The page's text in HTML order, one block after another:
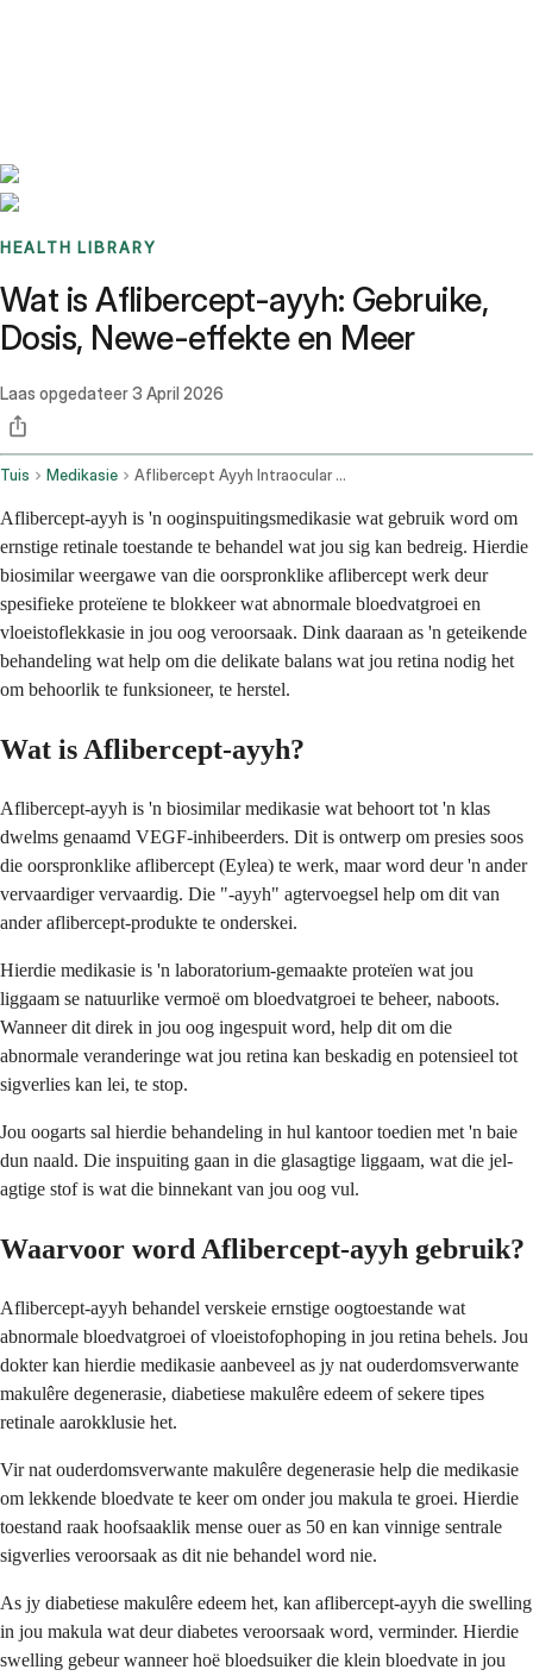
HEALTH LIBRARY
Wat is Aflibercept-ayyh: Gebruike,
Dosis, Newe-effekte en Meer
Laas opgedateer3 April 2026
Tuis Medikasie Aflibercept Ayyh Intraocular Route
Aflibercept-ayyh is 'n ooginspuitingsmedikasie wat gebruik word om
ernstige retinale toestande te behandel wat jou sig kan bedreig. Hierdie
biosimilar weergawe van die oorspronklike aflibercept werk deur
spesifieke proteïene te blokkeer wat abnormale bloedvatgroei en
vloeistoflekkasie in jou oog veroorsaak. Dink daaraan as 'n geteikende
behandeling wat help om die delikate balans wat jou retina nodig het
om behoorlik te funksioneer, te herstel.
Wat is Aflibercept-ayyh?
Aflibercept-ayyh is 'n biosimilar medikasie wat behoort tot 'n klas
dwelms genaamd VEGF-inhibeerders. Dit is ontwerp om presies soos
die oorspronklike aflibercept (Eylea) te werk, maar word deur 'n ander
vervaardiger vervaardig. Die "-ayyh" agtervoegsel help om dit van
ander aflibercept-produkte te onderskei.
Hierdie medikasie is 'n laboratorium-gemaakte proteïen wat jou
liggaam se natuurlike vermoë om bloedvatgroei te beheer, naboots.
Wanneer dit direk in jou oog ingespuit word, help dit om die
abnormale veranderinge wat jou retina kan beskadig en potensieel tot
sigverlies kan lei, te stop.
Jou oogarts sal hierdie behandeling in hul kantoor toedien met 'n baie
dun naald. Die inspuiting gaan in die glasagtige liggaam, wat die jel-
agtige stof is wat die binnekant van jou oog vul.
Waarvoor word Aflibercept-ayyh gebruik?
Aflibercept-ayyh behandel verskeie ernstige oogtoestande wat
abnormale bloedvatgroei of vloeistofophoping in jou retina behels. Jou
dokter kan hierdie medikasie aanbeveel as jy nat ouderdomsverwante
makulêre degenerasie, diabetiese makulêre edeem of sekere tipes
retinale aarokklusie het.
Vir nat ouderdomsverwante makulêre degenerasie help die medikasie
om lekkende bloedvate te keer om onder jou makula te groei. Hierdie
toestand raak hoofsaaklik mense ouer as 50 en kan vinnige sentrale
sigverlies veroorsaak as dit nie behandel word nie.
As jy diabetiese makulêre edeem het, kan aflibercept-ayyh die swelling
in jou makula wat deur diabetes veroorsaak word, verminder. Hierdie
swelling gebeur wanneer hoë bloedsuiker die klein bloedvate in jou